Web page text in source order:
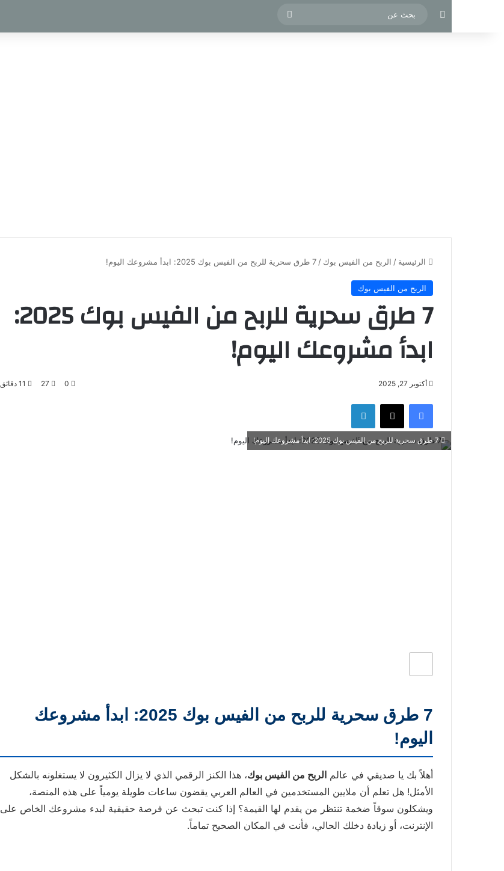
مقال عشوائي
عن
الرئيسية / الربح من الفيس بوك / 7 طرق سحرية للربح من الفيس بوك 2025: ابدأ مشروعك اليوم!
الربح من الفيس بوك
7 طرق سحرية للربح من الفيس بوك 2025:
ابدأ مشروعك اليوم!
أكتوبر 27, 2025 0
27
فيسبوك
7 طرق سحرية للربح من الفيس بوك 2025: ابدأ مشروعك اليوم!
7 طرق سحرية للربح من الفيس بوك 2025: ابدأ مشروعك
اليوم!
أهلاً بك يا صديقي في عالم الربح من الفيس بوك، هذا الكنز الرقمي الذي لا يزال الكثيرون لا يستغلونه بالشكل
الأمثل! هل تعلم أن ملايين المستخدمين في العالم العربي يقضون ساعات طويلة يومياً على هذه المنصة،
ويشكلون سوقاً ضخمة تنتظر من يقدم لها القيمة؟ إذا كنت تبحث عن فرصة حقيقية لبدء مشروعك الخاص على
الإنترنت، أو زيادة دخلك الحالي، فأنت في المكان الصحيح تماماً.